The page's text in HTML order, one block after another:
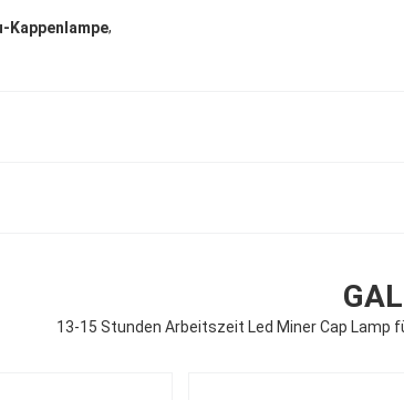
Kappenlampe,
13-15 Stunden Arbeitszeit Led Miner Cap Lamp